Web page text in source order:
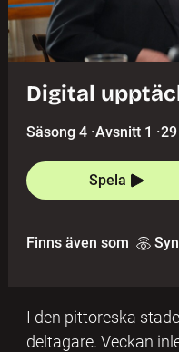
Digital
Säsong 4 ·Avsnitt 1 ·
Spela
Finns även som
I den pittoreska
deltagare. Veckan